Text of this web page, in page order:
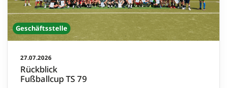
Geschäftsstelle
27.07.2026
Rückblick
Fußballcup TS 79